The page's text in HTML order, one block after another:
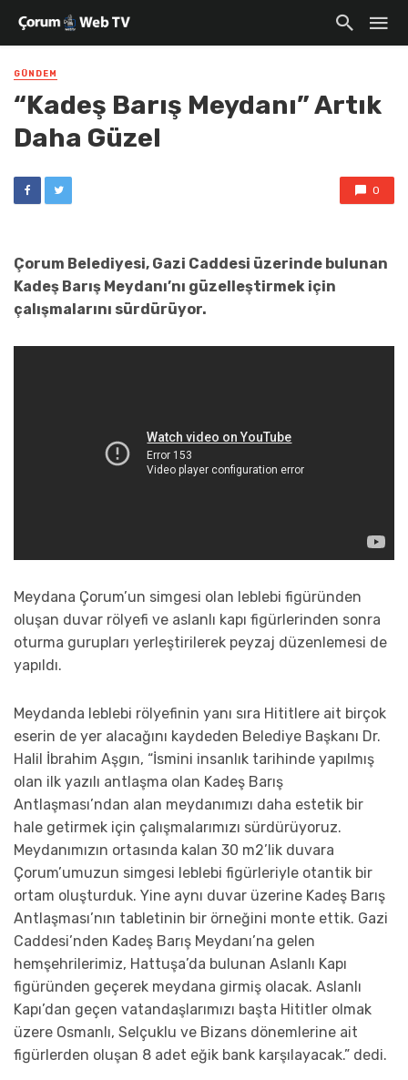
GÜNDEM
“Kadeş Barış Meydanı” Artık
Daha Güzel
0
Çorum Belediyesi, Gazi Caddesi üzerinde bulunan
Kadeş Barış Meydanı’nı güzelleştirmek için
çalışmalarını sürdürüyor.
Meydana Çorum’un simgesi olan leblebi figüründen
oluşan duvar rölyefi ve aslanlı kapı figürlerinden sonra
oturma gurupları yerleştirilerek peyzaj düzenlemesi de
yapıldı.
Meydanda leblebi rölyefinin yanı sıra Hititlere ait birçok
eserin de yer alacağını kaydeden Belediye Başkanı Dr.
Halil İbrahim Aşgın, “İsmini insanlık tarihinde yapılmış
olan ilk yazılı antlaşma olan Kadeş Barış
Antlaşması’ndan alan meydanımızı daha estetik bir
hale getirmek için çalışmalarımızı sürdürüyoruz.
Meydanımızın ortasında kalan 30 m2’lik duvara
Çorum’umuzun simgesi leblebi figürleriyle otantik bir
ortam oluşturduk. Yine aynı duvar üzerine Kadeş Barış
Antlaşması’nın tabletinin bir örneğini monte ettik. Gazi
Caddesi’nden Kadeş Barış Meydanı’na gelen
hemşehrilerimiz, Hattuşa’da bulunan Aslanlı Kapı
figüründen geçerek meydana girmiş olacak. Aslanlı
Kapı’dan geçen vatandaşlarımızı başta Hititler olmak
üzere Osmanlı, Selçuklu ve Bizans dönemlerine ait
figürlerden oluşan 8 adet eğik bank karşılayacak.” dedi.